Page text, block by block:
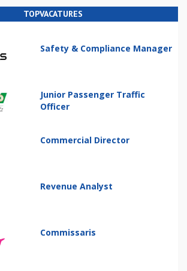
TOPVACATURES
Safety & Compliance Manager
Junior Passenger Traffic
Officer
Commercial Director
Revenue Analyst
Commissaris